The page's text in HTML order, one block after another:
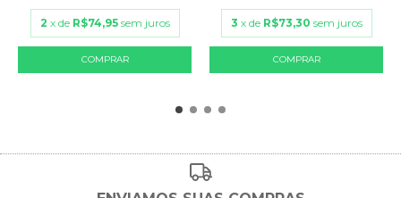
2 x de R$74,95 sem juros 3 x de R$73,30 sem juros